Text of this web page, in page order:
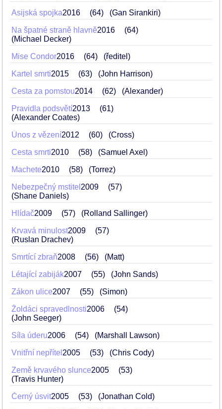
Asijská spojka2016 64 (Gan Sirankiri)
Na špatné straně hlavně2016
64
(Michael Decker)
Mise Condor2016 64 (ředitel)
Kartel smrti2015 63 (John Harrison)
Cesta za pomstou2014 62 (Alexander)
Pravidla podsvětí2013
61
(Alexander Coates)
Únos z vězení2012 60 (Cross)
Cesta smrti2010 58 (Samuel Axel)
Machete2010 58 (Torrez)
Nebezpečný mstitel 2009
57
(Shane Daniels)
Hlídač2009 57 (Rolland Sallinger)
Krvavá minulost2009
57
(Ruslan Drachev)
Smrtící zbraň2008 56 (Matt)
Létající zabiják2007 55 (John Sands)
Zákon ulice2007 55 (Simon)
Žoldáci spravedlnosti2006
54
(John Seeger)
Síla úderu2006 54 (Marshall Lawson)
Vnitřní nepřítel 2005 53 (Chris Cody)
Země krvavého slunce2005
53
(Travis Hunter)
Černý úsvit2005 53 (Jonathan Cold)